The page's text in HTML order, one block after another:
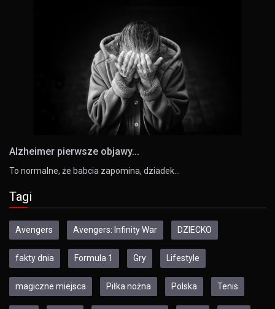
Alzheimer pierwsze objawy...
To normalne, że babcia zapomina, dziadek…
Tagi
Avengers Avengers: Infinity War DZIECKO
fakty dnia Formula 1 Gry Lifestyle
magiczne miejsca Piłka nożna Polska Tenis